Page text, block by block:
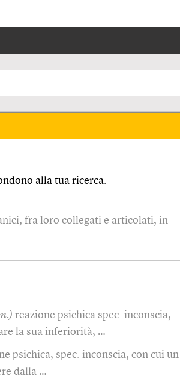
alla tua ricerca.
fra loro collegati e articolati, in
reazione psichica spec. inconscia,
la sua inferiorità, …
psichica, spec. inconscia, con cui un
dalla …